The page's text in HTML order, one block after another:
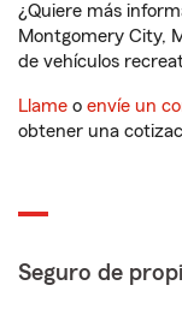
¿Quiere más
Montgomery City,
de vehículos
Llame o envíe un
obtener una
Seguro de